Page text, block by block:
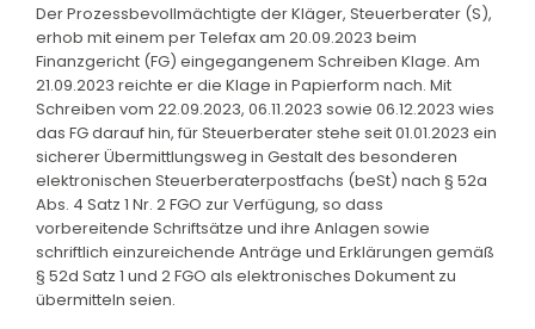
Der Prozessbevollmächtigte der Kläger, Steuerberater (S),
erhob mit einem per Telefax am 20.09.2023 beim
Finanzgericht (FG) eingegangenem Schreiben Klage. Am
21.09.2023 reichte er die Klage in Papierform nach. Mit
Schreiben vom 22.09.2023, 06.11.2023 sowie 06.12.2023 wies
das FG darauf hin, für Steuerberater stehe seit 01.01.2023 ein
sicherer Übermittlungsweg in Gestalt des besonderen
elektronischen Steuerberaterpostfachs (beSt) nach § 52a
Abs. 4 Satz 1 Nr. 2 FGO zur Verfügung, so dass
vorbereitende Schriftsätze und ihre Anlagen sowie
schriftlich einzureichende Anträge und Erklärungen gemäß
§ 52d Satz 1 und 2 FGO als elektronisches Dokument zu
übermitteln seien.